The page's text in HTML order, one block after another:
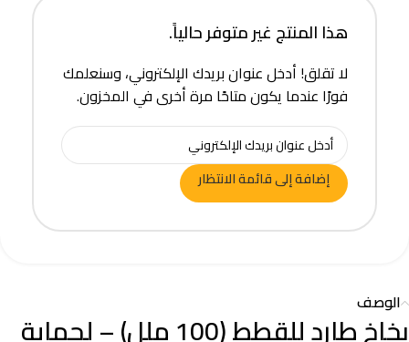
هذا المنتج غير متوفر حالياً.
لا تقلق! أدخل عنوان بريدك الإلكتروني، وسنعلمك
فورًا عندما يكون متاحًا مرة أخرى في المخزون.
إضافة إلى قائمة الانتظار
الوصف
بخاخ طارد للقطط (100 ملل) – لحماية